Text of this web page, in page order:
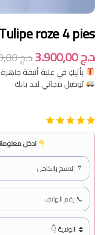
roze 4 pies
د.ج3.900,00 د.ج6.700,00
يأتيكِ في علبة أنيقة
توصيل مجاني لحد بابك
ادخل